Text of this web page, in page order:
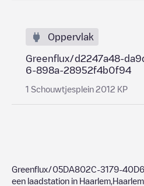
Oppervlak
Greenflux/d2247a48-
6-898a-28952f4b0f94
1 Schouwtjesplein 2012 KP
Greenflux/05DA802C-3179-
een laadstation in Haarlem Haarlem